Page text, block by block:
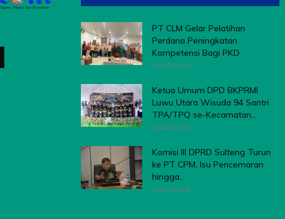
PT CLM Gelar Pelatihan
Perdana Peningkatan
Kompetensi Bagi PKD
31/07/2026
Ketua Umum DPD BKPRMI
Luwu Utara Wisuda 94 Santri
TPA/TPQ se-Kecamatan...
03/08/2026
Komisi III DPRD Sulteng Turun
ke PT CPM, Isu Pencemaran
hingga...
31/07/2026